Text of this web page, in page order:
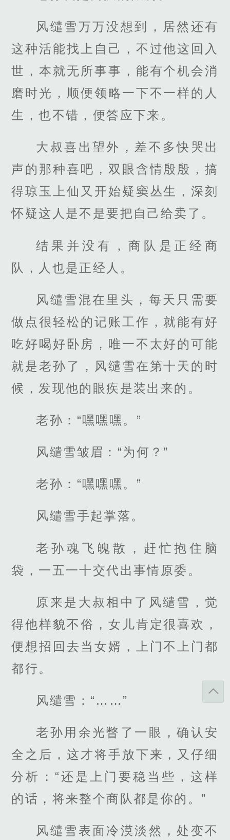
风缱雪万万没想到，居然还有
这种活能找上自己，不过他这回入
世，本就无所事事，能有个机会消
磨时光，顺便领略一下不一样的人
生，也不错，便答应下来。
大叔喜出望外，差不多快哭出
声的那种喜吧，双眼含情殷殷，搞
得琼玉上仙又开始疑窦丛生，深刻
怀疑这人是不是要把自己给卖了。
结果并没有，商队是正经商
队，人也是正经人。
风缱雪混在里头，每天只需要
做点很轻松的记账工作，就能有好
吃好喝好卧房，唯一不太好的可能
就是老孙了，风缱雪在第十天的时
候，发现他的眼疾是装出来的。
老孙：“嘿嘿嘿。”
风缱雪皱眉：“为何？”
老孙：“嘿嘿嘿。”
风缱雪手起掌落。
老孙魂飞魄散，赶忙抱住脑
袋，一五一十交代出事情原委。
原来是大叔相中了风缱雪，觉
得他样貌不俗，女儿肯定很喜欢，
便想招回去当女婿，上门不上门都
都行。
风缱雪：“……”
老孙用余光瞥了一眼，确认安
全之后，这才将手放下来，又仔细
分析：“还是上门要稳当些，这样
的话，将来整个商队都是你的。”
风缱雪表面冷漠淡然，处变不